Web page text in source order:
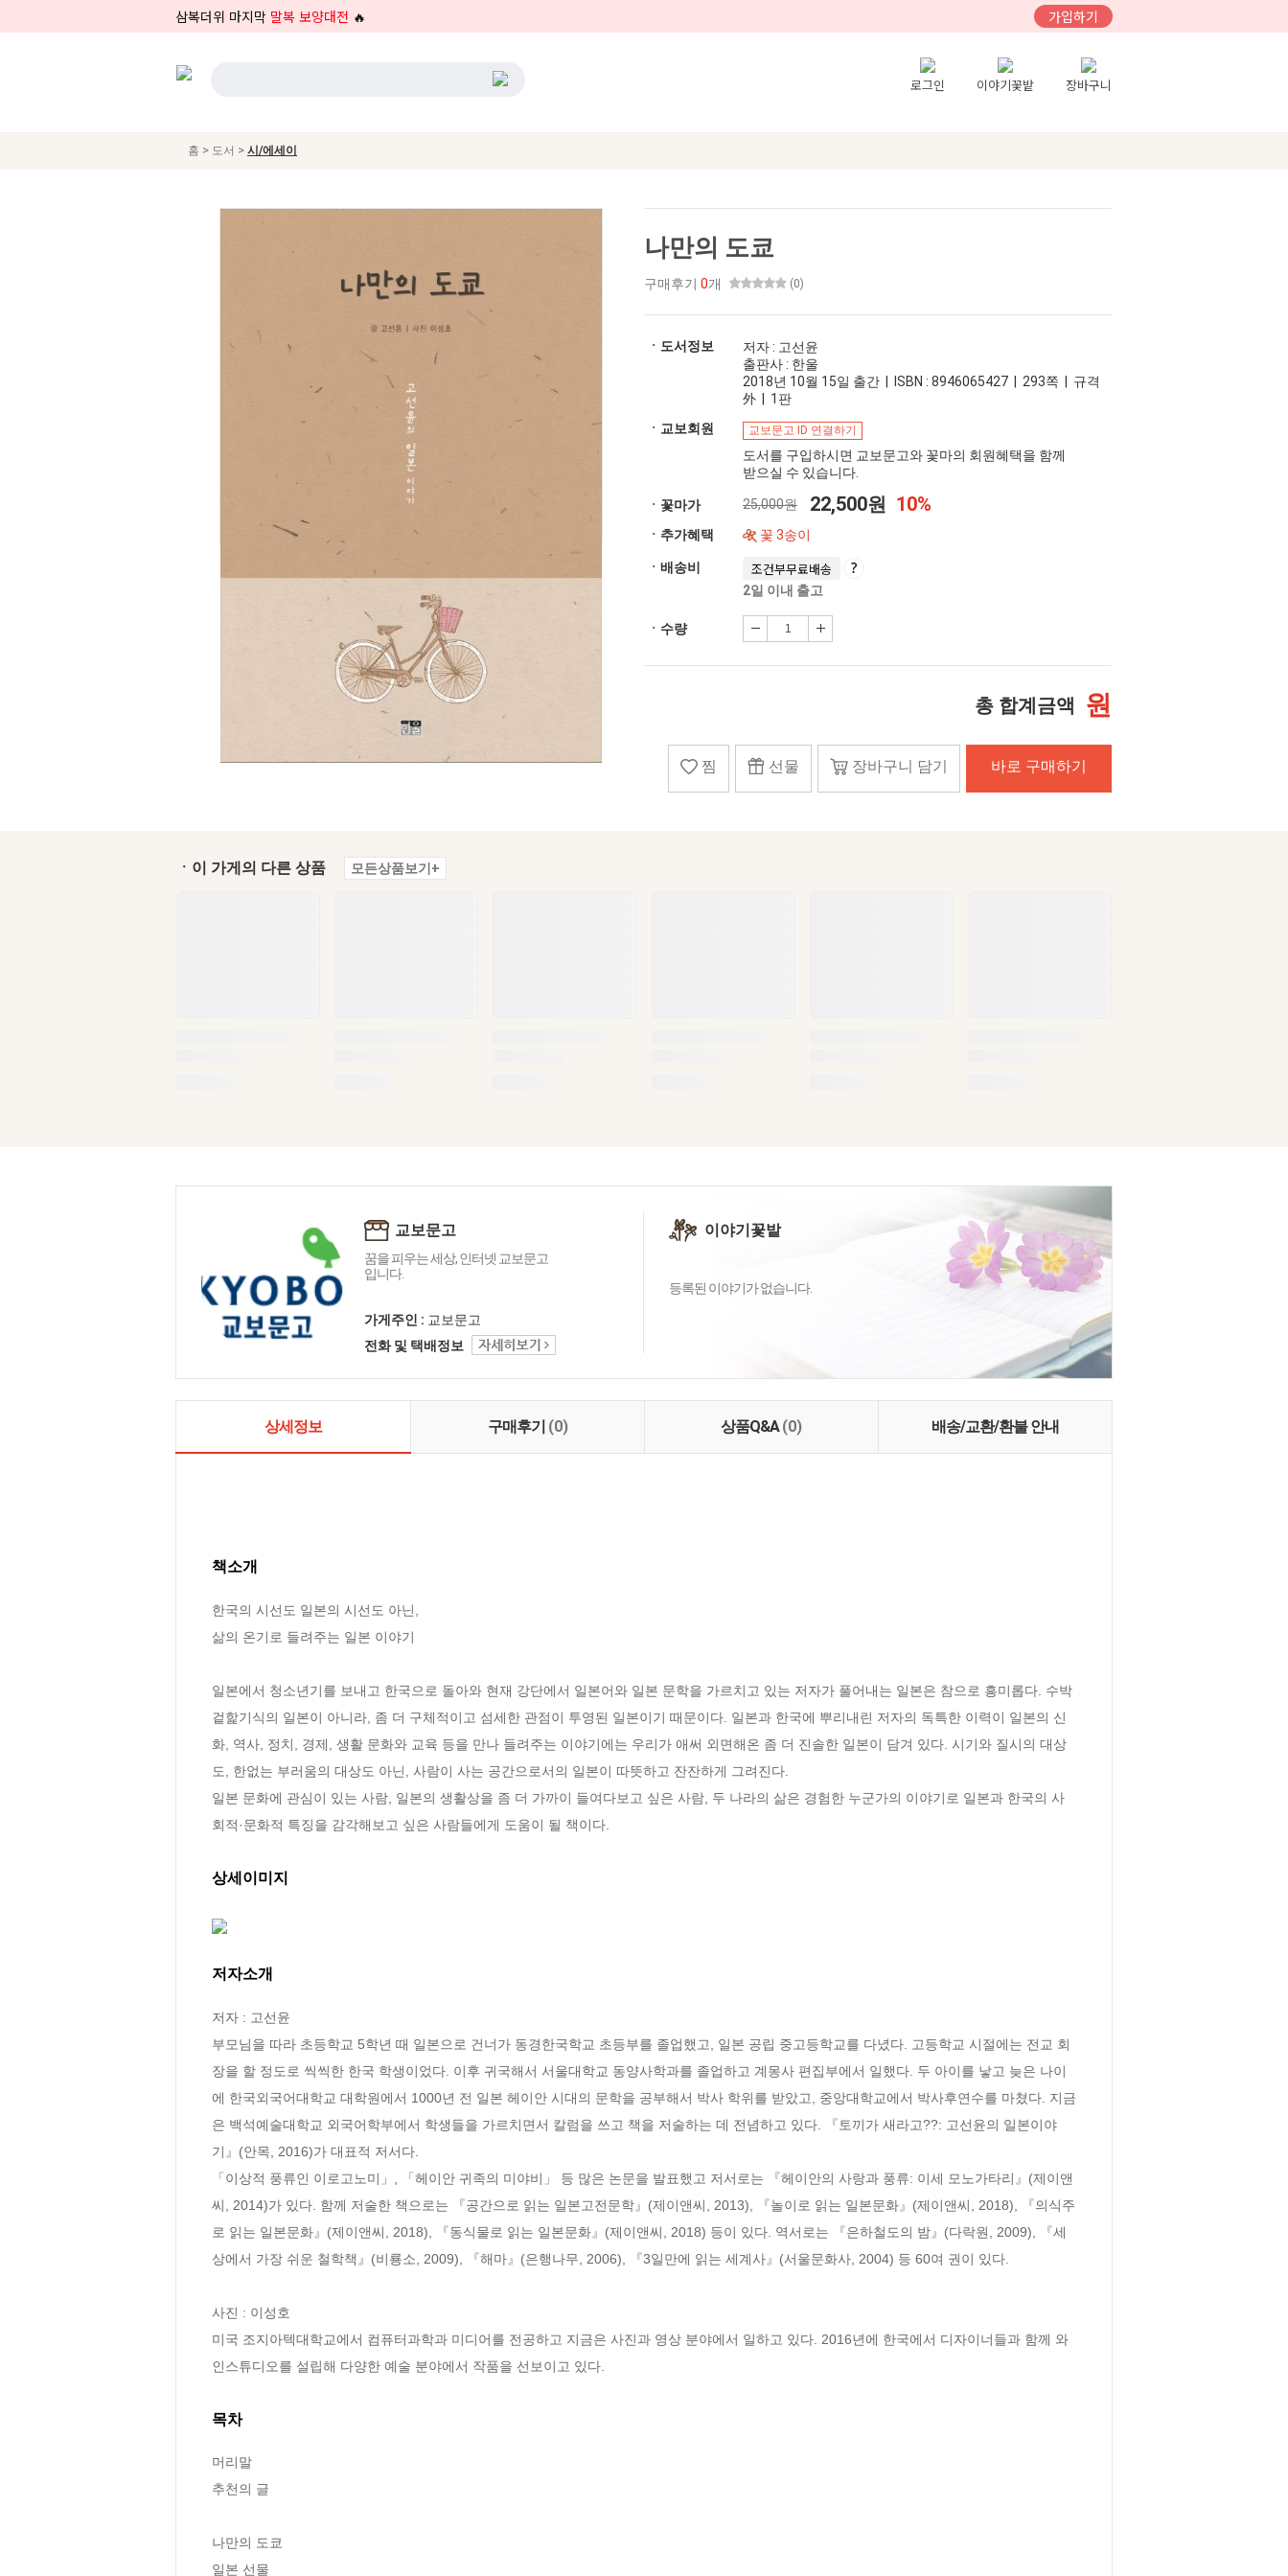
삼복더위 마지막 말복 보양대전 🔥 가입하기
로그인 이야기꽃밭 장바구니
홈 > 도서 > 시/에세이
나만의 도쿄
구매후기 0개 (0)
ㆍ도서정보
저자 : 고선윤
출판사 : 한울
2018년 10월 15일 출간 | ISBN : 8946065427 | 293쪽 | 규격
外 | 1판
ㆍ교보회원
교보문고 ID 연결하기
도서를 구입하시면 교보문고와 꽃마의 회원혜택을 함께
받으실 수 있습니다.
ㆍ꽃마가 25,000원 22,500원 10%
ㆍ추가혜택 꽃 3송이
ㆍ배송비 조건부무료배송
2일 이내 출고
ㆍ수량
총 합계금액 원
찜 선물 장바구니 담기 바로 구매하기
ㆍ이 가게의 다른 상품 모든상품보기+
교보문고
꿈을 피우는 세상, 인터넷 교보문고
입니다.
가게주인 : 교보문고
전화 및 택배정보
이야기꽃밭
등록된 이야기가 없습니다.
상세정보 구매후기 (0) 상품Q&A(0) 배송/교환/환불 안내
책소개
한국의 시선도 일본의 시선도 아닌,
삶의 온기로 들려주는 일본 이야기
일본에서 청소년기를 보내고 한국으로 돌아와 현재 강단에서 일본어와 일본 문학을 가르치고 있는 저자가 풀어내는 일본은 참으로 흥미롭다. 수박
겉핥기식의 일본이 아니라, 좀 더 구체적이고 섬세한 관점이 투영된 일본이기 때문이다. 일본과 한국에 뿌리내린 저자의 독특한 이력이 일본의 신
화, 역사, 정치, 경제, 생활 문화와 교육 등을 만나 들려주는 이야기에는 우리가 애써 외면해온 좀 더 진솔한 일본이 담겨 있다. 시기와 질시의 대상
도, 한없는 부러움의 대상도 아닌, 사람이 사는 공간으로서의 일본이 따뜻하고 잔잔하게 그려진다.
일본 문화에 관심이 있는 사람, 일본의 생활상을 좀 더 가까이 들여다보고 싶은 사람, 두 나라의 삶은 경험한 누군가의 이야기로 일본과 한국의 사
회적·문화적 특징을 감각해보고 싶은 사람들에게 도움이 될 책이다.
상세이미지
저자소개
저자 : 고선윤
부모님을 따라 초등학교 5학년 때 일본으로 건너가 동경한국학교 초등부를 졸업했고, 일본 공립 중고등학교를 다녔다. 고등학교 시절에는 전교 회
장을 할 정도로 씩씩한 한국 학생이었다. 이후 귀국해서 서울대학교 동양사학과를 졸업하고 계몽사 편집부에서 일했다. 두 아이를 낳고 늦은 나이
에 한국외국어대학교 대학원에서 1000년 전 일본 헤이안 시대의 문학을 공부해서 박사 학위를 받았고, 중앙대학교에서 박사후연수를 마쳤다. 지금
은 백석예술대학교 외국어학부에서 학생들을 가르치면서 칼럼을 쓰고 책을 저술하는 데 전념하고 있다. 『토끼가 새라고??: 고선윤의 일본이야
기』(안목, 2016)가 대표적 저서다.
「이상적 풍류인 이로고노미」, 「헤이안 귀족의 미야비」 등 많은 논문을 발표했고 저서로는 『헤이안의 사랑과 풍류: 이세 모노가타리』(제이앤
씨, 2014)가 있다. 함께 저술한 책으로는 『공간으로 읽는 일본고전문학』(제이앤씨, 2013), 『놀이로 읽는 일본문화』(제이앤씨, 2018), 『의식주
로 읽는 일본문화』(제이앤씨, 2018), 『동식물로 읽는 일본문화』(제이앤씨, 2018) 등이 있다. 역서로는 『은하철도의 밤』(다락원, 2009), 『세
상에서 가장 쉬운 철학책』(비룡소, 2009), 『해마』(은행나무, 2006), 『3일만에 읽는 세계사』(서울문화사, 2004) 등 60여 권이 있다.
사진 : 이성호
미국 조지아텍대학교에서 컴퓨터과학과 미디어를 전공하고 지금은 사진과 영상 분야에서 일하고 있다. 2016년에 한국에서 디자이너들과 함께 와
인스튜디오를 설립해 다양한 예술 분야에서 작품을 선보이고 있다.
목차
머리말
추천의 글
나만의 도쿄
일본 선물